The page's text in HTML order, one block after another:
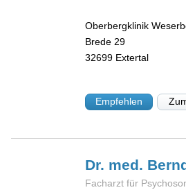
Oberbergklinik
Brede 29
32699 Extertal
Empfehlen
Dr. med.
Facharzt für